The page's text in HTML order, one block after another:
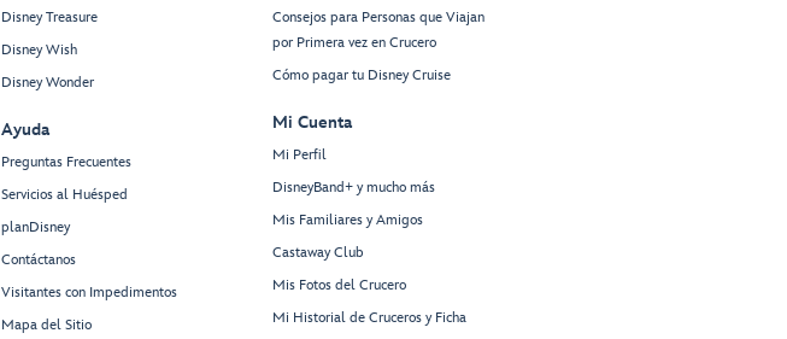
Disney Treasure
Disney Wish
Disney Wonder
Ayuda
Preguntas Frecuentes
Servicios al Huésped
planDisney
Contáctanos
Visitantes con Impedimentos
Mapa del Sitio
Consejos para Personas que Viajan
por Primera vez en Crucero
Cómo pagar tu Disney Cruise
Mi Cuenta
Mi Perfil
DisneyBand+ y mucho más
Mis Familiares y Amigos
Castaway Club
Mis Fotos del Crucero
Mi Historial de Cruceros y Ficha